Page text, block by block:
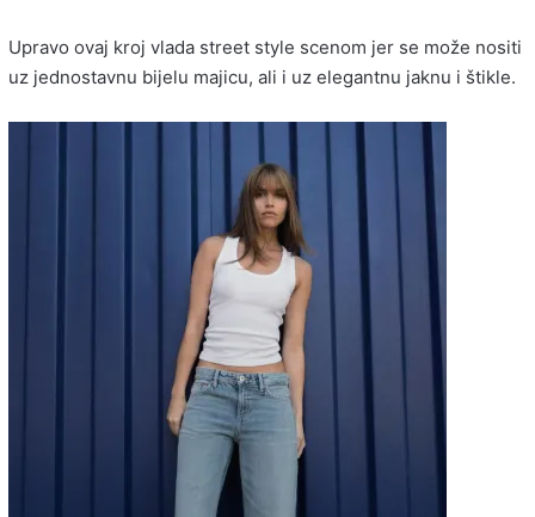
Upravo ovaj kroj vlada street style scenom jer se može nositi
uz jednostavnu bijelu majicu, ali i uz elegantnu jaknu i štikle.